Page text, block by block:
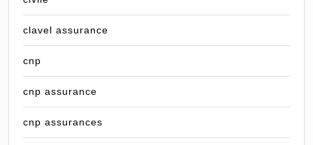
clavel assurance
cnp
cnp assurance
cnp assurances